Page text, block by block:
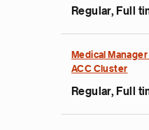
Regular, Full
Medical
ACC Cluster
Regular, Full